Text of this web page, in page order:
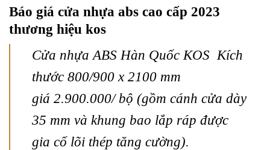
Báo giá cửa nhựa abs cao cấp 2023
thương hiệu kos
Cửa nhựa ABS Hàn Quốc KOS Kích
thước 800/900 x 2100 mm
giá 2.900.000/ bộ (gồm cánh cửa dày
35 mm và khung bao lắp ráp được
gia cố lõi thép tăng cường).